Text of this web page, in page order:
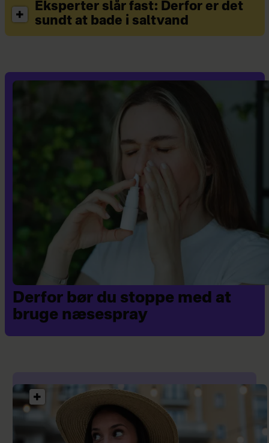
Eksperter slår fast: Derfor er det
sundt at bade i saltvand
Derfor bør du stoppe med at
bruge næsespray